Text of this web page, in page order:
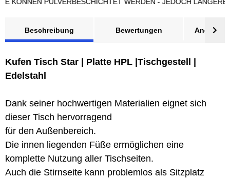
Beschreibung Bewertungen Angebot
Kufen Tisch Star | Platte HPL |Tischgestell |
Edelstahl
Dank seiner hochwertigen Materialien eignet sich
dieser Tisch hervorragend
für den Außenbereich.
Die innen liegenden Füße ermöglichen eine
komplette Nutzung aller Tischseiten.
Auch die Stirnseite kann problemlos als Sitzplatz